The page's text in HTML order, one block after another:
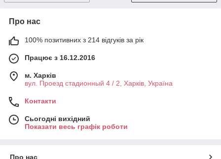
Про нас
100% позитивних з 214 відгуків за рік
Працює з 16.12.2016
м. Харків
вул. Проезд стадионный 4 / 2, Харків, Україна
Контакти
Сьогодні вихідний
Показати весь графік роботи
Про нас